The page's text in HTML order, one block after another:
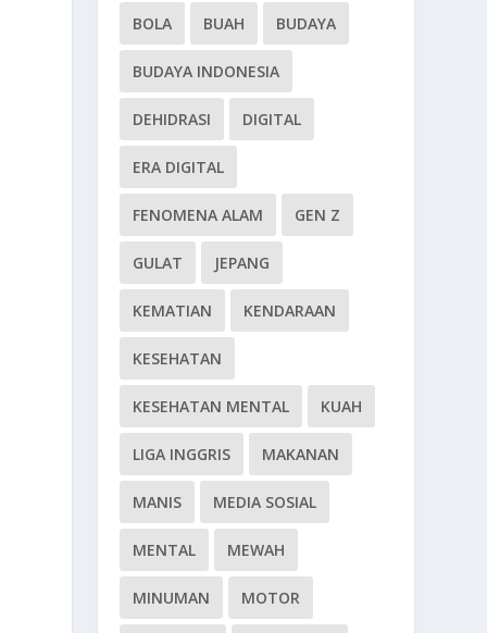
BOLA BUAH BUDAYA
BUDAYA INDONESIA
DEHIDRASI DIGITAL
ERA DIGITAL
FENOMENA ALAM GEN Z
GULAT JEPANG
KEMATIAN KENDARAAN
KESEHATAN
KESEHATAN MENTAL KUAH
LIGA INGGRIS MAKANAN
MANIS MEDIA SOSIAL
MENTAL MEWAH
MINUMAN MOTOR